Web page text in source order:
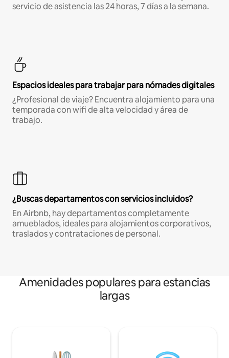
servicio de asistencia las 24 horas, 7 días a la semana.
Espacios ideales para trabajar para nómades digitales
¿Profesional de viaje? Encuentra alojamiento para una
temporada con wifi de alta velocidad y área de
trabajo.
¿Buscas departamentos con servicios incluidos?
En Airbnb, hay departamentos completamente
amueblados, ideales para alojamientos corporativos,
traslados y contrataciones de personal.
Amenidades populares para estancias
largas